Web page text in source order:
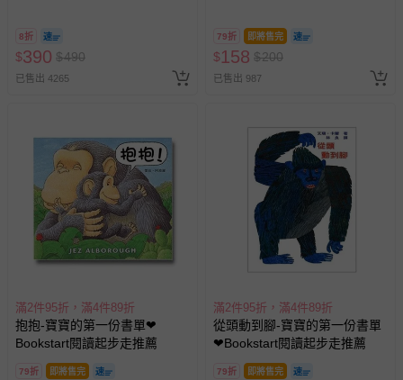
人小孩均一價(3歲以上需購票))
8折
$390 $490
已售出 4265
79折 即將售完
$158 $200
已售出 987
滿2件95折，滿4件89折
抱抱-寶寶的第一份書單❤
Bookstart閱讀起步走推薦
79折 即將售完
滿2件95折，滿4件89折
從頭動到腳-寶寶的第一份書單
❤Bookstart閱讀起步走推薦
79折 即將售完